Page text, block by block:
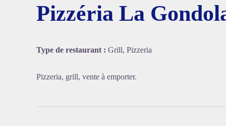
Pizzéria La
Type de restaurant : Grill, Pizzeria
Pizzeria, grill, vente à emporter.